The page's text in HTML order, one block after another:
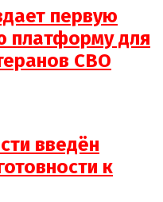
первую
платформу для
СВО
введён
к